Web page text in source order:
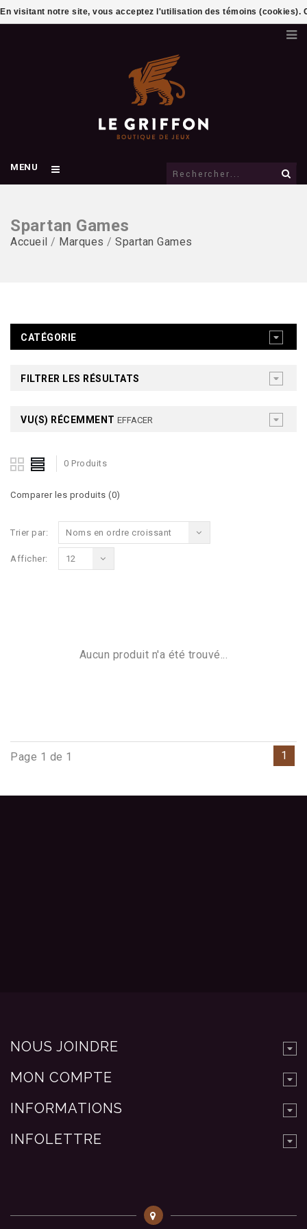
MENU
Spartan Games
Accueil / Marques / Spartan Games
CATÉGORIE
FILTRER LES RÉSULTATS
VU(S) RÉCEMMENT EFFACER
0 Produits
Comparer les produits (0)
Trier par: Noms en ordre croissant
Afficher: 12
Aucun produit n'a été trouvé...
Page 1 de 1 1
NOUS JOINDRE
MON COMPTE
INFORMATIONS
INFOLETTRE
En visitant notre site, vous acceptez l'utilisation des témoins